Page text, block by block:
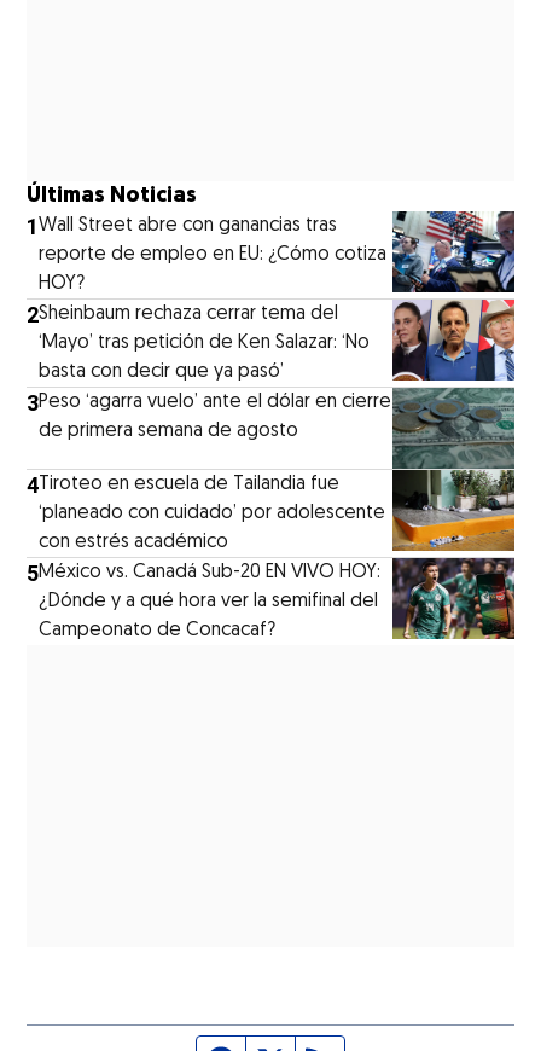
Últimas Noticias
1Wall Street abre con ganancias tras
reporte de empleo en EU: ¿Cómo cotiza
HOY?
2Sheinbaum rechaza cerrar tema del
‘Mayo’ tras petición de Ken Salazar: ‘No
basta con decir que ya pasó’
3Peso ‘agarra vuelo’ ante el dólar en cierre
de primera semana de agosto
4 Tiroteo en escuela de Tailandia fue
‘planeado con cuidado’ por adolescente
con estrés académico
5México vs. Canadá Sub-20 EN VIVO HOY:
¿Dónde y a qué hora ver la semifinal del
Campeonato de Concacaf?